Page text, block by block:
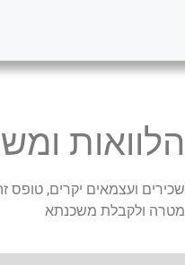
הלוואות
שכירים ועצמאים יקרים, טופס
מטרה ולקבלת משכנתא